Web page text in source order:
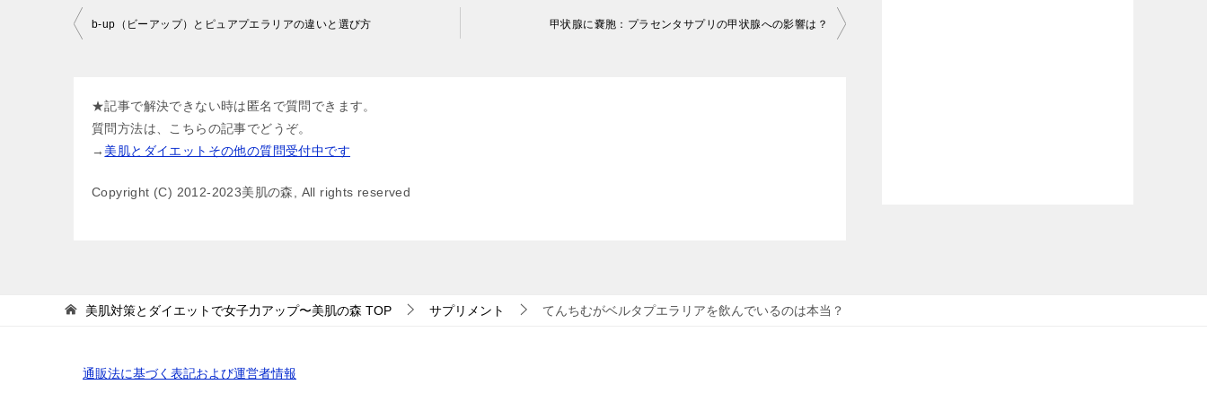
投
ビ
ゲ
シ
b-up（ビーアップ）とピュアプエラリアの違いと選び方 甲状腺に嚢胞：プラセンタサプリの甲状腺への影響は？
★記事で解決できない時は匿名で質問できます。
質問方法は、こちらの記事でどうぞ。
→ 美肌とダイエットその他の質問受付中です
Copyright (C) 2012-2023美肌の森, All rights reserved
美肌対策とダイエットで女子力アップ〜美肌の森 TOP サプリメント てんちむがベルタプエラリアを飲んでいるのは本当？
通販法に基づく表記および運営者情報